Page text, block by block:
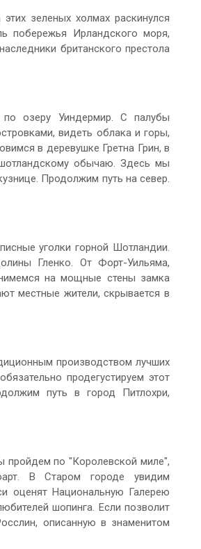
зеленых холмах раскинулся
побережья Ирландского моря,
британского престола
по озеру Уиндермир. С палубы
видеть облака и горы,
в деревушке Гретна Грин, в
обычаю. Здесь мы
Продолжим путь на север.
уголки горной Шотландии.
Гленко. От Форт-Уильяма,
на мощные стены замка
местные жители, скрывается в
производством лучших
продегустируем этот
путь в город Питлохри,
пройдем по "Королевской миле",
В Старом городе увидим
оценят Национальную Галерею
шопинга. Если позволит
описанную в знаменитом